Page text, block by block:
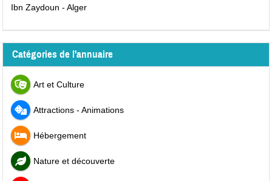
Ibn Zaydoun - Alger
Catégories de l'annuaire
Art et Culture
Attractions - Animations
Hébergement
Nature et découverte